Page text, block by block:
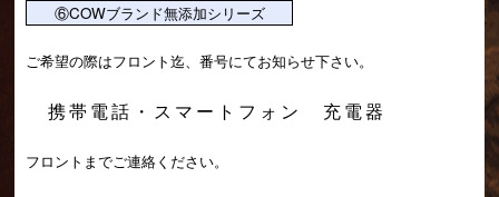
⑥COWブランド無添加シリーズ
ご希望の際はフロント迄、番号にてお知らせ下さい。
携帯電話・スマートフォン 充電器
フロントまでご連絡ください。